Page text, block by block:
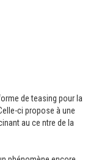
de teasing pour la
ci propose à une
au ce ntre de la